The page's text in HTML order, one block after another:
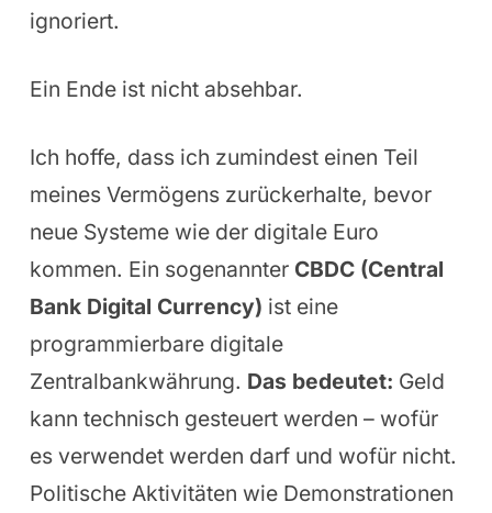
ignoriert.
Ein Ende ist nicht absehbar.
Ich hoffe, dass ich zumindest einen Teil
meines Vermögens zurückerhalte, bevor
neue Systeme wie der digitale Euro
kommen. Ein sogenannter CBDC (Central
Bank Digital Currency) ist eine
programmierbare digitale
Zentralbankwährung. Das bedeutet: Geld
kann technisch gesteuert werden – wofür
es verwendet werden darf und wofür nicht.
Politische Aktivitäten wie Demonstrationen